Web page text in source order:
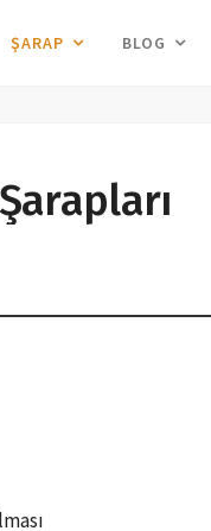
ŞARAP BLOG